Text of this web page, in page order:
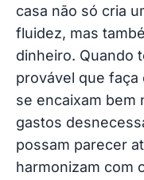
casa não só cria
fluidez, mas
dinheiro. Quando
provável que faça
se encaixam bem
gastos
possam parecer
harmonizam com